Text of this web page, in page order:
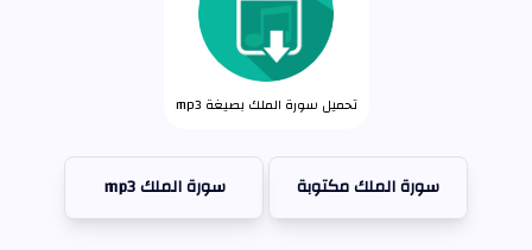
تحميل سورة الملك بصيغة mp3
سورة الملك مكتوبة سورة الملك mp3